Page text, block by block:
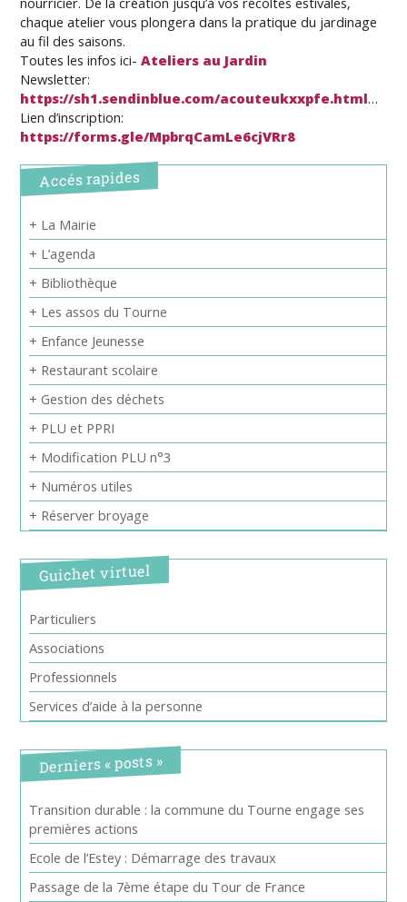
chaque atelier vous plongera dans la pratique du jardinage
au fil des saisons.
Toutes les infos ici-Ateliers au Jardin
Newsletter:
https://sh1.sendinblue.com/acouteukxxpfe.html…
Lien d’inscription:
https://forms.gle/MpbrqCamLe6cjVRr8
Accés rapides
+ La Mairie
+ L’agenda
+ Bibliothèque
+ Les assos du Tourne
+ Enfance Jeunesse
+ Restaurant scolaire
+ Gestion des déchets
+ PLU et PPRI
+ Modification PLU n°3
+ Numéros utiles
+ Réserver broyage
Guichet virtuel
Particuliers
Associations
Professionnels
Services d’aide à la personne
Derniers « posts »
Transition durable : la commune du Tourne engage ses
premières actions
Ecole de l’Estey : Démarrage des travaux
Passage de la 7ème étape du Tour de France